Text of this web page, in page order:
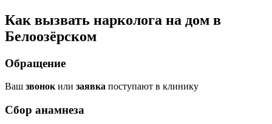
Как вызвать нарколога на дом в
Белоозёрском
Обращение
Ваш звонокили заявка поступают в клинику
Сбор анамнеза